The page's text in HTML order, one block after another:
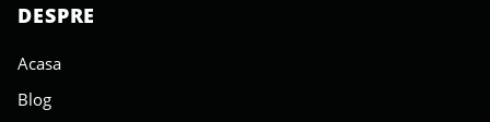
DESPRE
Acasa
Blog